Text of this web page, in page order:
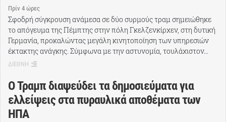
Πρίν 4 ώρες
Σφοδρή σύγκρουση ανάμεσα σε δύο συρμούς τραμ σημειώθηκε
το απόγευμα της Πέμπτης στην πόλη Γκελζενκίρχεν, στη δυτική
Γερμανία, προκαλώντας μεγάλη κινητοποίηση των υπηρεσιών
έκτακτης ανάγκης. Σύμφωνα με την αστυνομία, τουλάχιστον…
ΔΙΕΘΝΗ
Ο Τραμπ διαψεύδει τα δημοσιεύματα για
ελλείψεις στα πυραυλικά αποθέματα των
ΗΠΑ